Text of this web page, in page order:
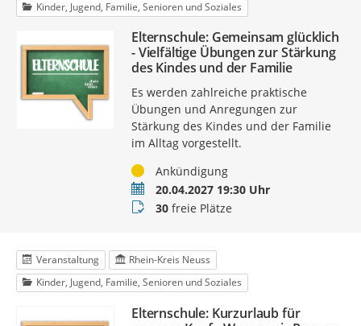
Kinder, Jugend, Familie, Senioren und Soziales
Elternschule: Gemeinsam glücklich
- Vielfältige Übungen zur Stärkung
des Kindes und der Familie
Es werden zahlreiche praktische
Übungen und Anregungen zur
Stärkung des Kindes und der Familie
im Alltag vorgestellt.
StatusAnkündigung
Termin20.04.2027 19:30 Uhr
Buchungsstatus
30freie Plätze
Veranstaltung
Rhein-Kreis Neuss
Kinder, Jugend, Familie, Senioren und Soziales
Elternschule: Kurzurlaub für